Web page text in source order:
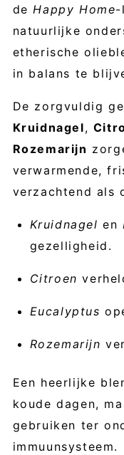
deHappy Home-
natuurlijke
etherische
in balans te
De zorgvuldig
Kruidnagel,
Rozemarijn
verwarmende,
verzachtend als
Kruidnagel en
gezelligheid.
Citroen
Eucalyptus
Rozemarijn
Een heerlijke
koude dagen,
gebruiken ter
immuunsysteem.